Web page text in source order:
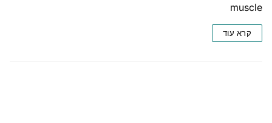
muscle
קרא עוד